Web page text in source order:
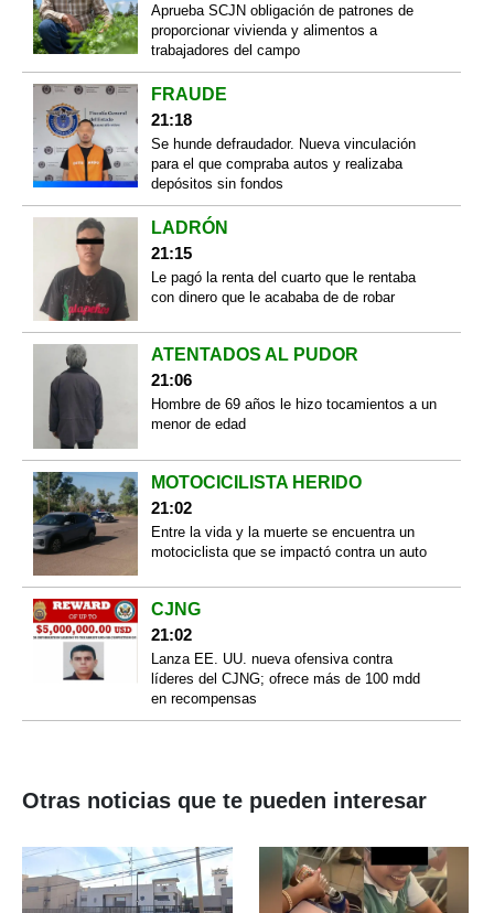
Aprueba SCJN obligación de patrones de
proporcionar vivienda y alimentos a
trabajadores del campo
FRAUDE
21:18
Se hunde defraudador. Nueva vinculación
para el que compraba autos y realizaba
depósitos sin fondos
LADRÓN
21:15
Le pagó la renta del cuarto que le rentaba
con dinero que le acababa de de robar
ATENTADOS AL PUDOR
21:06
Hombre de 69 años le hizo tocamientos a un
menor de edad
MOTOCICILISTA HERIDO
21:02
Entre la vida y la muerte se encuentra un
motociclista que se impactó contra un auto
CJNG
21:02
Lanza EE. UU. nueva ofensiva contra
líderes del CJNG; ofrece más de 100 mdd
en recompensas
Otras noticias que te pueden interesar